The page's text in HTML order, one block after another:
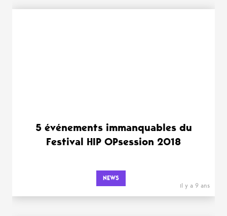
5 événements immanquables du
Festival HIP OPsession 2018
NEWS
il y a 9 ans